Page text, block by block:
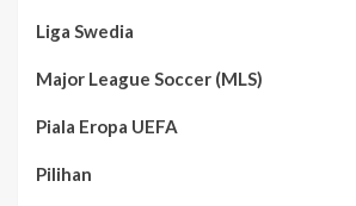
Liga Swedia
Major League Soccer (MLS)
Piala Eropa UEFA
Pilihan